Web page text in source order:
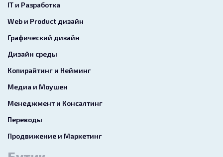
IT и Разработка
Web и Product дизайн
Графический дизайн
Дизайн среды
Копирайтинг и Нейминг
Медиа и Моушен
Менеджмент и Консалтинг
Переводы
Продвижение и Маркетинг